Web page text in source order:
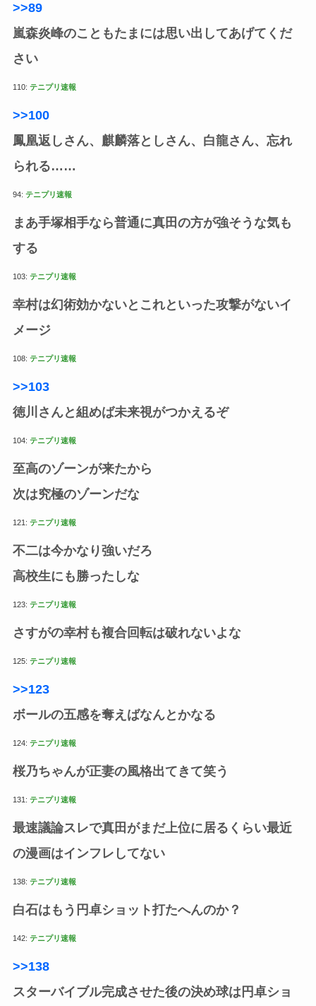
>>89
嵐森炎峰のこともたまには思い出してあげてくだ
さい
110: テニプリ速報
>>100
鳳凰返しさん、麒麟落としさん、白龍さん、忘れ
られる……
94: テニプリ速報
まあ手塚相手なら普通に真田の方が強そうな気も
する
103: テニプリ速報
幸村は幻術効かないとこれといった攻撃がないイ
メージ
108: テニプリ速報
>>103
徳川さんと組めば未来視がつかえるぞ
104: テニプリ速報
至高のゾーンが来たから
次は究極のゾーンだな
121: テニプリ速報
不二は今かなり強いだろ
高校生にも勝ったしな
123: テニプリ速報
さすがの幸村も複合回転は破れないよな
125: テニプリ速報
>>123
ボールの五感を奪えばなんとかなる
124: テニプリ速報
桜乃ちゃんが正妻の風格出てきて笑う
131: テニプリ速報
最速議論スレで真田がまだ上位に居るくらい最近
の漫画はインフレしてない
138: テニプリ速報
白石はもう円卓ショット打たへんのか？
142: テニプリ速報
>>138
スターバイブル完成させた後の決め球は円卓ショ